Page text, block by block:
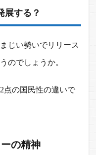
展する？
じい勢いでリリース
のでしょうか。
点の国民性の違いで
の精神